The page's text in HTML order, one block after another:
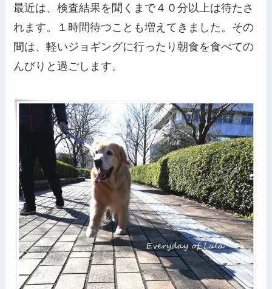
最近は、検査結果を聞くまで４０分以上は待たさ
れます。１時間待つことも増えてきました。その
間は、軽いジョギングに行ったり朝食を食べての
んびりと過ごします。